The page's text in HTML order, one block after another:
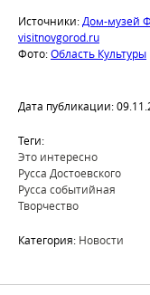
Источники: Дом-музей
visitnovgorod.ru
Фото:Область Культуры
Дата публикации:
Теги:
Это интересно
Русса Достоевского
Русса событийная
Творчество
Категория: Новости